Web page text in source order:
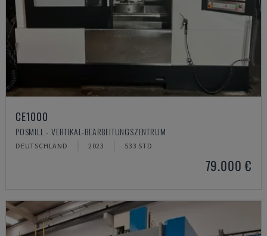
CE1000
POSMILL - VERTIKAL-BEARBEITUNGSZENTRUM
DEUTSCHLAND 2023 533 STD
79.000 €